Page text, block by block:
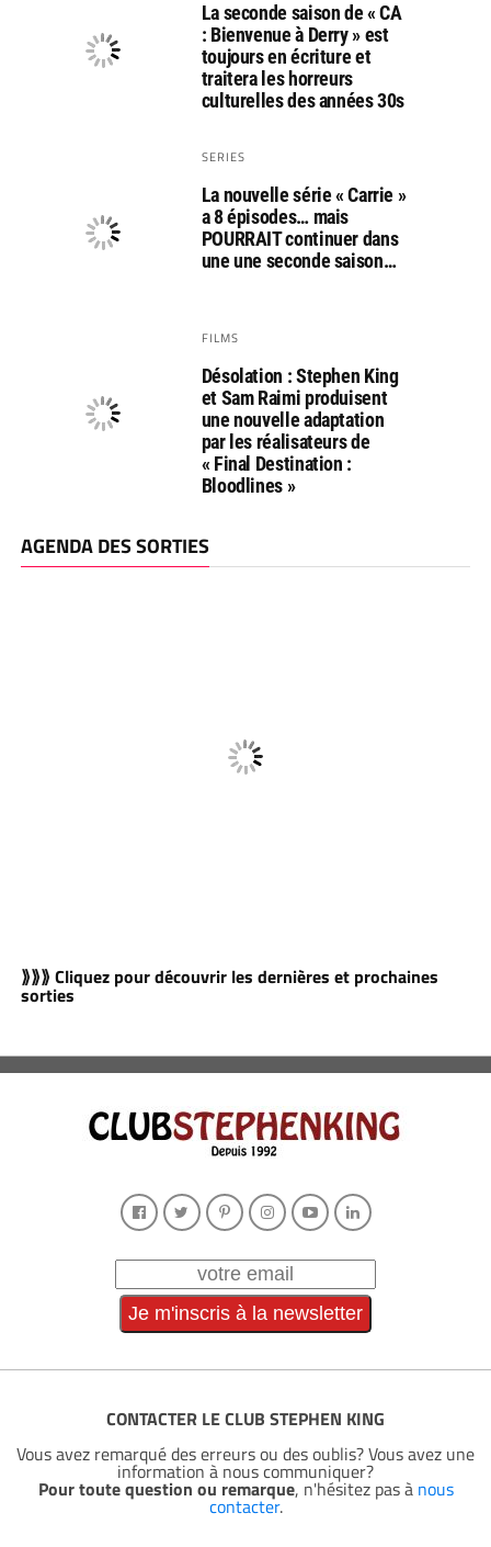
La seconde saison de « CA
: Bienvenue à Derry » est
toujours en écriture et
traitera les horreurs
culturelles des années 30s
SERIES
La nouvelle série « Carrie »
a 8 épisodes… mais
POURRAIT continuer dans
une une seconde saison…
FILMS
Désolation : Stephen King
et Sam Raimi produisent
une nouvelle adaptation
par les réalisateurs de
« Final Destination :
Bloodlines »
AGENDA DES SORTIES
⟫⟫⟫ Cliquez pour découvrir les dernières et prochaines
sorties
CONTACTER LE CLUB STEPHEN KING
Vous avez remarqué des erreurs ou des oublis? Vous avez une
information à nous communiquer?
Pour toute question ou remarque, n'hésitez pas à nous
contacter.